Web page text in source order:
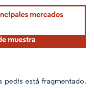
según CC BY 4.0.
pedis está fragmentado.